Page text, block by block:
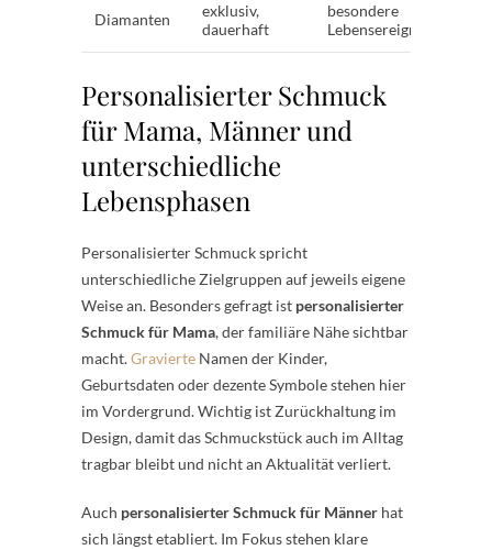
Diamanten
exklusiv,
dauerhaft
besondere
Lebensereignisse
Personalisierter Schmuck
für Mama, Männer und
unterschiedliche
Lebensphasen
Personalisierter Schmuck spricht
unterschiedliche Zielgruppen auf jeweils eigene
Weise an. Besonders gefragt ist personalisierter
Schmuck für Mama, der familiäre Nähe sichtbar
macht.Gravierte Namen der Kinder,
Geburtsdaten oder dezente Symbole stehen hier
im Vordergrund. Wichtig ist Zurückhaltung im
Design, damit das Schmuckstück auch im Alltag
tragbar bleibt und nicht an Aktualität verliert.
Auch personalisierter Schmuck für Männer hat
sich längst etabliert. Im Fokus stehen klare